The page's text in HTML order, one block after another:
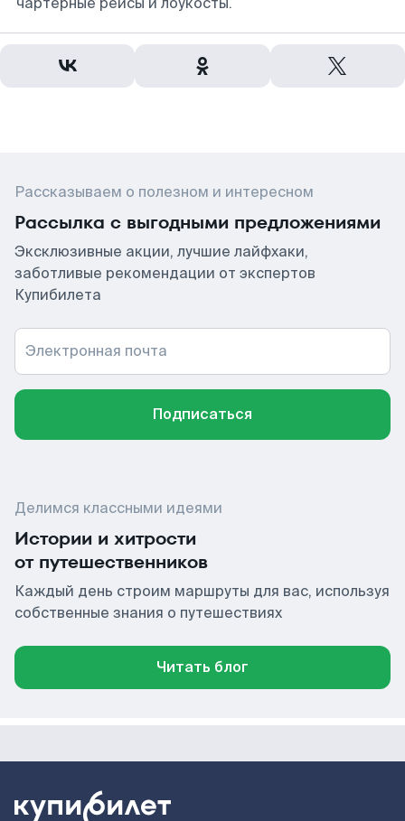
Рассказываем о полезном и интересном
Рассылка с выгодными предложениями
Эксклюзивные акции, лучшие лайфхаки,
заботливые рекомендации от экспертов
Купибилета
Электронная почта
Подписаться
Делимся классными идеями
Истории и хитрости
от путешественников
Каждый день строим маршруты для вас, используя
собственные знания о путешествиях
Читать блог